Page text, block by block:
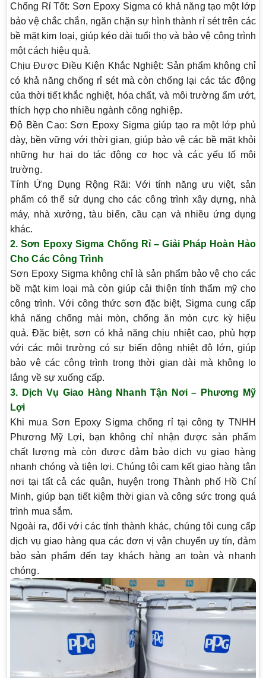
Chống Rỉ Tốt: Sơn Epoxy Sigma có khả năng tạo một lớp
bảo vệ chắc chắn, ngăn chặn sự hình thành rỉ sét trên các
bề mặt kim loại, giúp kéo dài tuổi thọ và bảo vệ công trình
một cách hiệu quả.
Chịu Được Điều Kiện Khắc Nghiệt: Sản phẩm không chỉ
có khả năng chống rỉ sét mà còn chống lại các tác động
của thời tiết khắc nghiệt, hóa chất, và môi trường ẩm ướt,
thích hợp cho nhiều ngành công nghiệp.
Độ Bền Cao: Sơn Epoxy Sigma giúp tạo ra một lớp phủ
dày, bền vững với thời gian, giúp bảo vệ các bề mặt khỏi
những hư hại do tác động cơ học và các yếu tố môi
trường.
Tính Ứng Dụng Rộng Rãi: Với tính năng ưu việt, sản
phẩm có thể sử dụng cho các công trình xây dựng, nhà
máy, nhà xưởng, tàu biển, cầu cạn và nhiều ứng dụng
khác.
2.Sơn Epoxy Sigma Chống Rỉ – Giải Pháp Hoàn Hảo
Cho Các Công Trình
Sơn Epoxy Sigma không chỉ là sản phẩm bảo vệ cho các
bề mặt kim loại mà còn giúp cải thiện tính thẩm mỹ cho
công trình. Với công thức sơn đặc biệt, Sigma cung cấp
khả năng chống mài mòn, chống ăn mòn cực kỳ hiệu
quả. Đặc biệt, sơn có khả năng chịu nhiệt cao, phù hợp
với các môi trường có sự biến động nhiệt độ lớn, giúp
bảo vệ các công trình trong thời gian dài mà không lo
lắng về sự xuống cấp.
3. Dịch Vụ Giao Hàng Nhanh Tận Nơi – Phương Mỹ
Lợi
Khi mua Sơn Epoxy Sigma chống rỉ tại công ty TNHH
Phương Mỹ Lợi, bạn không chỉ nhận được sản phẩm
chất lượng mà còn được đảm bảo dịch vụ giao hàng
nhanh chóng và tiện lợi. Chúng tôi cam kết giao hàng tận
nơi tại tất cả các quận, huyện trong Thành phố Hồ Chí
Minh, giúp bạn tiết kiệm thời gian và công sức trong quá
trình mua sắm.
Ngoài ra, đối với các tỉnh thành khác, chúng tôi cung cấp
dịch vụ giao hàng qua các đơn vị vận chuyển uy tín, đảm
bảo sản phẩm đến tay khách hàng an toàn và nhanh
chóng.